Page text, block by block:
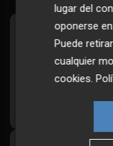
Todos los
lugar del
oponerse
Puede
cualquier
cookies .